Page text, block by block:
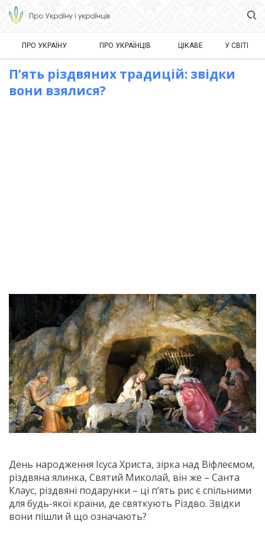
ПРО УКРАЇНУ ПРО УКРАЇНЦІВ ЦІКАВЕ У СВІТІ
П’ять різдвяних традицій: звідки
вони взялися?
День народження Ісуса Христа, зірка над Віфлеємом,
різдвяна ялинка, Святий Миколай, він же – Санта
Клаус, різдвяні подарунки – ці п’ять рис є спільними
для будь-якої країни, де святкують Різдво. Звідки
вони пішли й що означають?